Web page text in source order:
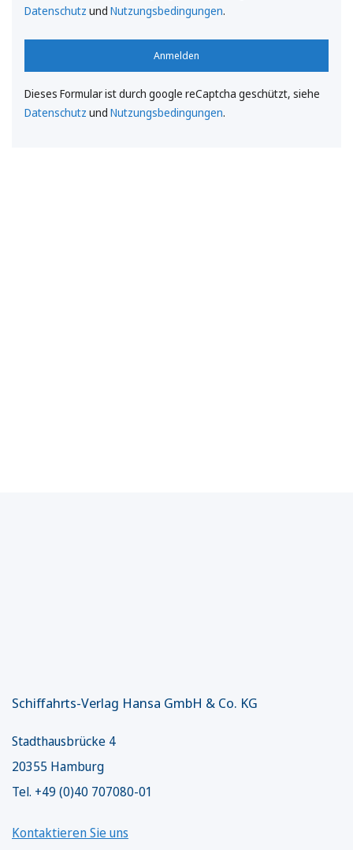
Datenschutz und Nutzungsbedingungen.
Anmelden
Dieses Formular ist durch google reCaptcha geschützt, siehe
Datenschutz und Nutzungsbedingungen.
Schiffahrts-Verlag Hansa GmbH & Co. KG
Stadthausbrücke 4
20355 Hamburg
Tel. +49 (0)40 707080-01
Kontaktieren Sie uns